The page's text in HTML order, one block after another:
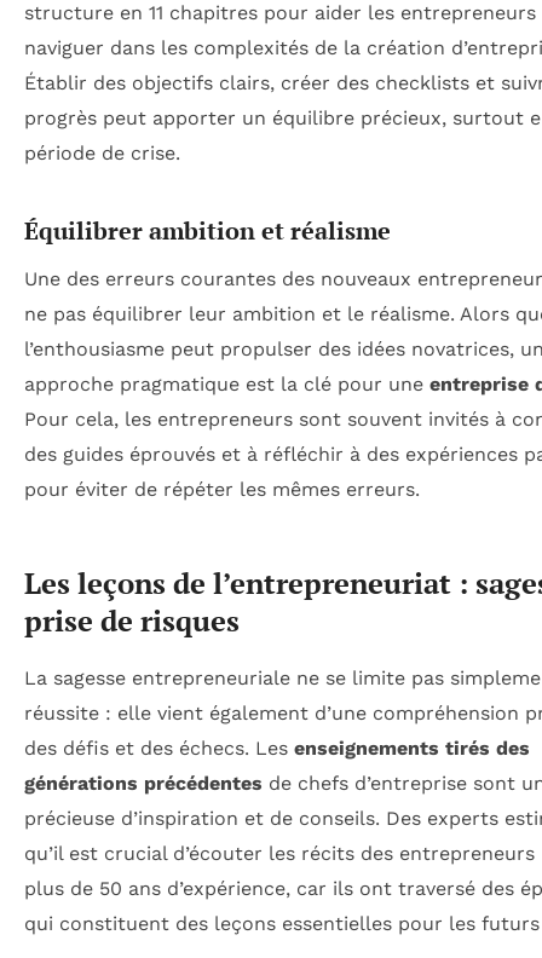
structure en 11 chapitres pour aider les entrepreneurs
naviguer dans les complexités de la création
Établir des objectifs clairs, créer des checklists et
progrès peut apporter un équilibre précieux, surtout
période de crise.
Équilibrer ambition et réalisme
Une des erreurs courantes des nouveaux
ne pas équilibrer leur ambition et le réalisme. Alors
l’enthousiasme peut propulser des idées novatrices,
approche pragmatique est la clé pour une entreprise
Pour cela, les entrepreneurs sont souvent invités à
des guides éprouvés et à réfléchir à des expériences
pour éviter de répéter les mêmes erreurs.
Les leçons de l’entrepreneuriat :
prise de risques
La sagesse entrepreneuriale ne se limite pas
réussite : elle vient également d’une compréhension
des défis et des échecs. Les enseignements tirés des
générations précédentes de chefs d’entreprise sont
précieuse d’inspiration et de conseils. Des experts
qu’il est crucial d’écouter les récits des entrepreneurs
plus de 50 ans d’expérience, car ils ont traversé des
qui constituent des leçons essentielles pour les futurs